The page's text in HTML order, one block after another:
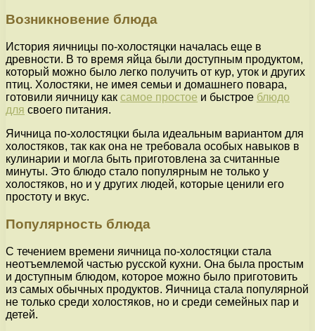
Возникновение блюда
История яичницы по-холостяцки началась еще в
древности. В то время яйца были доступным продуктом,
который можно было легко получить от кур, уток и других
птиц. Холостяки, не имея семьи и домашнего повара,
готовили яичницу как самое простое и быстрое блюдо
для своего питания.
Яичница по-холостяцки была идеальным вариантом для
холостяков, так как она не требовала особых навыков в
кулинарии и могла быть приготовлена за считанные
минуты. Это блюдо стало популярным не только у
холостяков, но и у других людей, которые ценили его
простоту и вкус.
Популярность блюда
С течением времени яичница по-холостяцки стала
неотъемлемой частью русской кухни. Она была простым
и доступным блюдом, которое можно было приготовить
из самых обычных продуктов. Яичница стала популярной
не только среди холостяков, но и среди семейных пар и
детей.